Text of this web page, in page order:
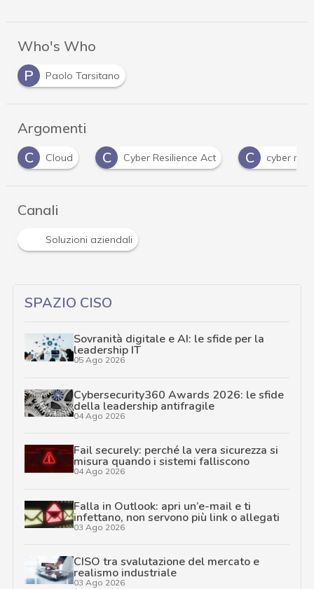
Who's Who
P
Paolo Tarsitano
Argomenti
C
Cloud C Cyber Resilience Act C cyber risk
Canali
Soluzioni aziendali
SPAZIO CISO
Sovranità digitale e AI: le sfide per la
leadership IT
05 Ago 2026
Cybersecurity360 Awards 2026: le sfide
della leadership antifragile
04 Ago 2026
Fail securely: perché la vera sicurezza si
misura quando i sistemi falliscono
04 Ago 2026
Falla in Outlook: apri un’e-mail e ti
infettano, non servono più link o allegati
03 Ago 2026
CISO tra svalutazione del mercato e
realismo industriale
03 Ago 2026